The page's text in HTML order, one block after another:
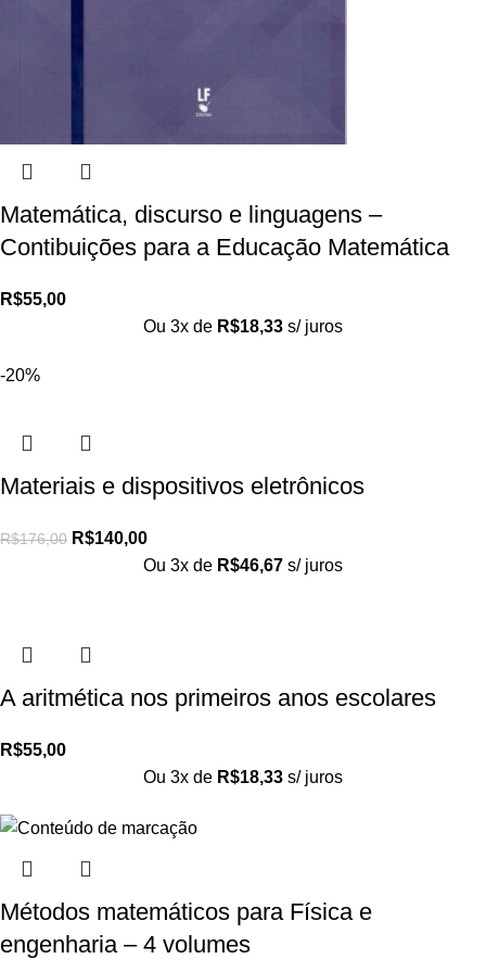
Matemática, discurso e linguagens –
Contibuições para a Educação Matemática
R$55,00
Ou 3x de R$18,33 s/ juros
-20%
Materiais e dispositivos eletrônicos
R$176,00 R$140,00
Ou 3x de R$46,67 s/ juros
A aritmética nos primeiros anos escolares
R$55,00
Ou 3x de R$18,33 s/ juros
Métodos matemáticos para Física e
engenharia – 4 volumes